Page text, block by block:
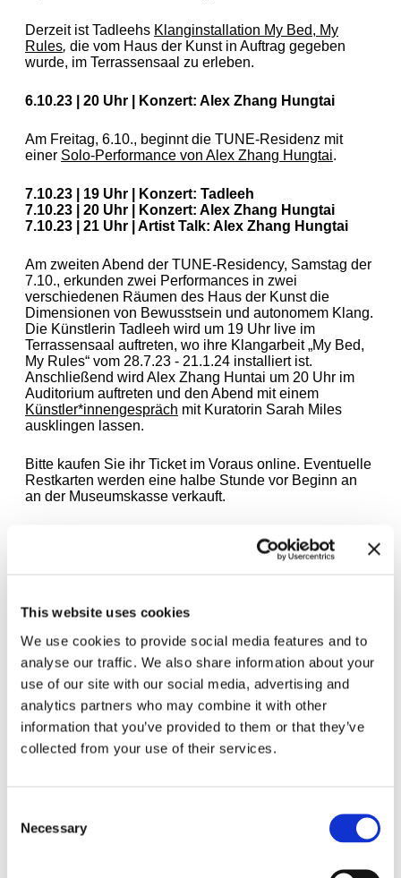
This website uses cookies
We use cookies to provide social media features and to
analyse our traffic. We also share information about your
use of our site with our social media, advertising and
analytics partners who may combine it with other
information that you’ve provided to them or that they’ve
collected from your use of their services.
Selection
Necessary
Derzeit ist Tadleehs Klanginstallation My Bed, My
Rules, die vom Haus der Kunst in Auftrag gegeben
wurde, im Terrassensaal zu erleben.
6.10.23 | 20 Uhr | Konzert: Alex Zhang Hungtai
Am Freitag, 6.10., beginnt die TUNE-Residenz mit
einer Solo-Performance von Alex Zhang Hungtai.
7.10.23 | 19 Uhr | Konzert: Tadleeh
7.10.23 | 20 Uhr | Konzert: Alex Zhang Hungtai
7.10.23 | 21 Uhr | Artist Talk: Alex Zhang Hungtai
Am zweiten Abend der TUNE-Residency, Samstag der
7.10., erkunden zwei Performances in zwei
verschiedenen Räumen des Haus der Kunst die
Dimensionen von Bewusstsein und autonomem Klang.
Die Künstlerin Tadleeh wird um 19 Uhr live im
Terrassensaal auftreten, wo ihre Klangarbeit„My Bed,
My Rules“ vom 28.7.23 - 21.1.24 installiert ist.
Anschließend wird Alex Zhang Huntai um 20 Uhr im
Auditorium auftreten und den Abend mit einem
Künstler*innengespräch mit Kuratorin Sarah Miles
ausklingen lassen.
Bitte kaufen Sie ihr Ticket im Voraus online. Eventuelle
Restkarten werden eine halbe Stunde vor Beginn an
an der Museumskasse verkauft.
Zugehörige Ausstellungen